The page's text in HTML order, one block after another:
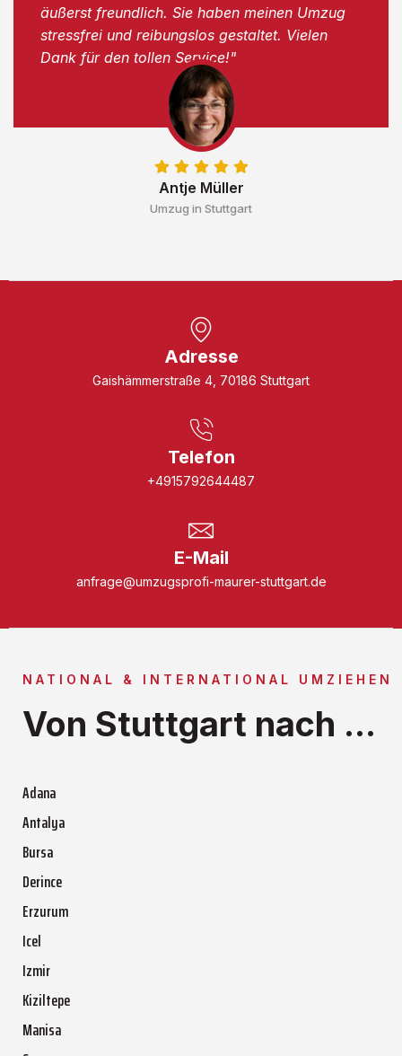
Antje Müller
Umzug in Stuttgart
äußerst freundlich. Sie haben meinen Umzug
stressfrei und reibungslos gestaltet. Vielen
Dank für den tollen Service!"
Adresse
Gaishämmerstraße 4, 70186 Stuttgart
Telefon
+4915792644487
E-Mail
anfrage@umzugsprofi-maurer-stuttgart.de
NATIONAL & INTERNATIONAL UMZIEHEN
Von Stuttgart nach ...
Adana
Antalya
Bursa
Derince
Erzurum
Icel
Izmir
Kiziltepe
Manisa